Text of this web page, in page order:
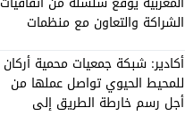
الشراكة والتعاون مع منظمات
أكادير: شبكة جمعيات محمية أركان
للمحيط الحيوي تواصل عملها من
أجل رسم خارطة الطريق إلى